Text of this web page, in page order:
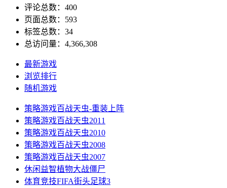
评论总数：400
页面总数：593
标签总数：34
总访问量：4,366,308
最新游戏
浏览排行
随机游戏
策略游戏百战天虫-重装上阵
策略游戏百战天虫2011
策略游戏百战天虫2010
策略游戏百战天虫2008
策略游戏百战天虫2007
休闲益智植物大战僵尸
体育竞技FIFA街头足球3